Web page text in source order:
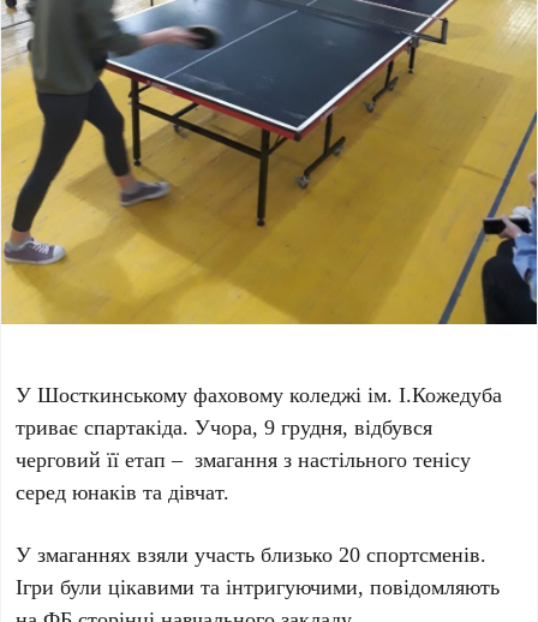
У Шосткинському фаховому коледжі ім. І.Кожедуба
триває спартакіда. Учора, 9 грудня, відбувся
черговий її етап – змагання з настільного тенісу
серед юнаків та дівчат.
У змаганнях взяли участь близько 20 спортсменів.
Ігри були цікавими та інтригуючими, повідомляють